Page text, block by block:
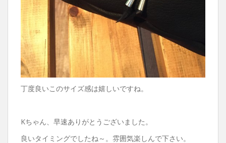
丁度良いこのサイズ感は嬉しいですね。
Kちゃん、早速ありがとうございました。
良いタイミングでしたね～。雰囲気楽しんで下さい。